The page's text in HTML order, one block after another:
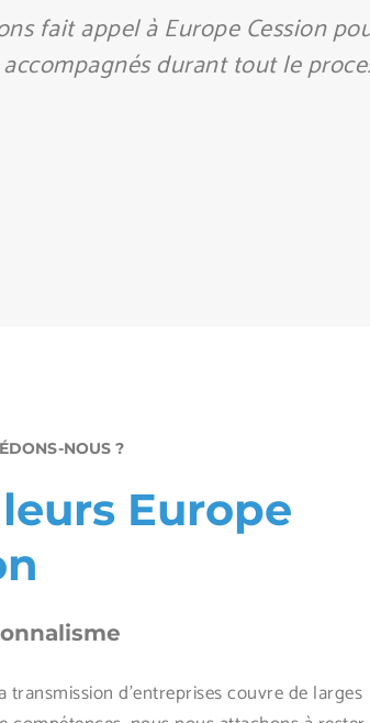
avoir passé plus de 25 ans à
J’ai fini par entrer en
NOUS ?
Europe
transmission d'entreprises couvre de larges